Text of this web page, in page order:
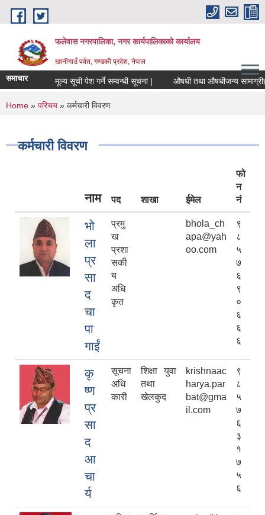
Skip to main content
फलेवास नगरपालिका, नगर कार्यपालिकाको कार्यालय
खानीगाउँ पर्वत, गण्डकी प्रदेश, नेपाल
समाचार मूल्य सूची पेश गर्ने सम्वन्धी सूचना | औषधी तथा औषधीजन्य सामाग्रीहरुको
You are here
Home » परिचय » कर्मचारी विवरण
कर्मचारी विवरण
नाम पद शाखा ईमेल
फो
न
नं
भो
ला
प्र
सा
द
चा
पा
गाईं
प्रमु
ख
प्रशा
सकी
य
अधि
कृत
bhola_ch
apa@yah
oo.com
९
८
५
७
६
९
०
६
६
६
कृ
ष्ण
प्र
सा
द
आ
चा
र्य
सूचना
अधि
कारी
शिक्षा युवा
तथा
खेलकुद
krishnaac
harya.par
bat@gma
il.com
९
८
५
७
६
३
१
७
५
६